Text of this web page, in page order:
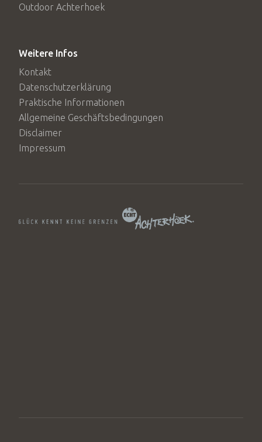
Outdoor Achterhoek
Weitere Infos
Kontakt
Datenschutzerklärung
Praktische Informationen
Allgemeine Geschäftsbedingungen
Disclaimer
Impressum